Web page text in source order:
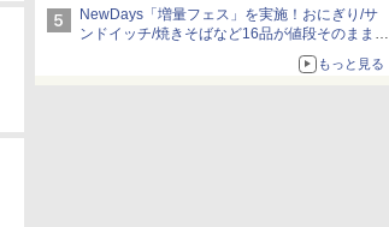
NewDays「増量フェス」を実施！おにぎり/サ
ンドイッチ/焼きそばなど16品が値段そのままで
もっと見る